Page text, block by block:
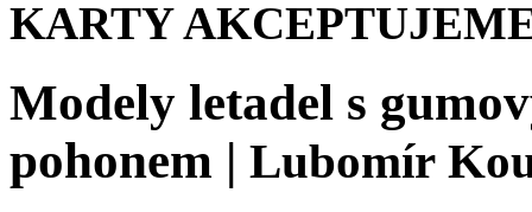
KARTY
Modely letadel s
pohonem | Lubomír